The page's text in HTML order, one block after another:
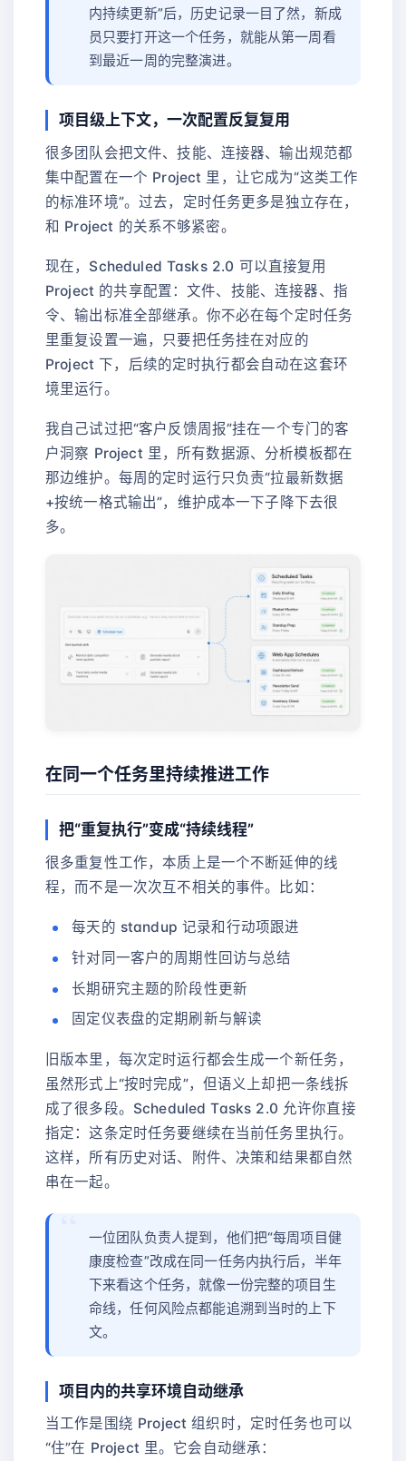
内持续更新”后，历史记录一目了然，新成
员只要打开这一个任务，就能从第一周看
到最近一周的完整演进。
项目级上下文，一次配置反复复用
很多团队会把文件、技能、连接器、输出规范都
集中配置在一个 Project 里，让它成为“这类工作
的标准环境”。过去，定时任务更多是独立存在，
和 Project 的关系不够紧密。
现在，Scheduled Tasks 2.0 可以直接复用
Project 的共享配置：文件、技能、连接器、指
令、输出标准全部继承。你不必在每个定时任务
里重复设置一遍，只要把任务挂在对应的
Project 下，后续的定时执行都会自动在这套环
境里运行。
我自己试过把“客户反馈周报”挂在一个专门的客
户洞察 Project 里，所有数据源、分析模板都在
那边维护。每周的定时运行只负责“拉最新数据
+按统一格式输出”，维护成本一下子降下去很
多。
在同一个任务里持续推进工作
把“重复执行”变成“持续线程”
很多重复性工作，本质上是一个不断延伸的线
程，而不是一次次互不相关的事件。比如：
每天的 standup 记录和行动项跟进
针对同一客户的周期性回访与总结
长期研究主题的阶段性更新
固定仪表盘的定期刷新与解读
旧版本里，每次定时运行都会生成一个新任务，
虽然形式上“按时完成”，但语义上却把一条线拆
成了很多段。Scheduled Tasks 2.0 允许你直接
指定：这条定时任务要继续在当前任务里执行。
这样，所有历史对话、附件、决策和结果都自然
串在一起。
一位团队负责人提到，他们把“每周项目健
康度检查”改成在同一任务内执行后，半年
下来看这个任务，就像一份完整的项目生
命线，任何风险点都能追溯到当时的上下
文。
项目内的共享环境自动继承
当工作是围绕 Project 组织时，定时任务也可以
“住”在 Project 里。它会自动继承：